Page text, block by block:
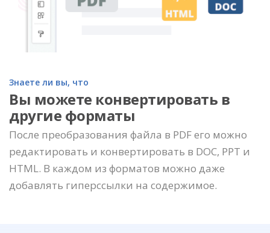
Знаете ли вы, что
Вы можете конвертировать в
другие форматы
После преобразования файла в PDF его можно
редактировать и конвертировать в DOC, PPT и
HTML. В каждом из форматов можно даже
добавлять гиперссылки на содержимое.